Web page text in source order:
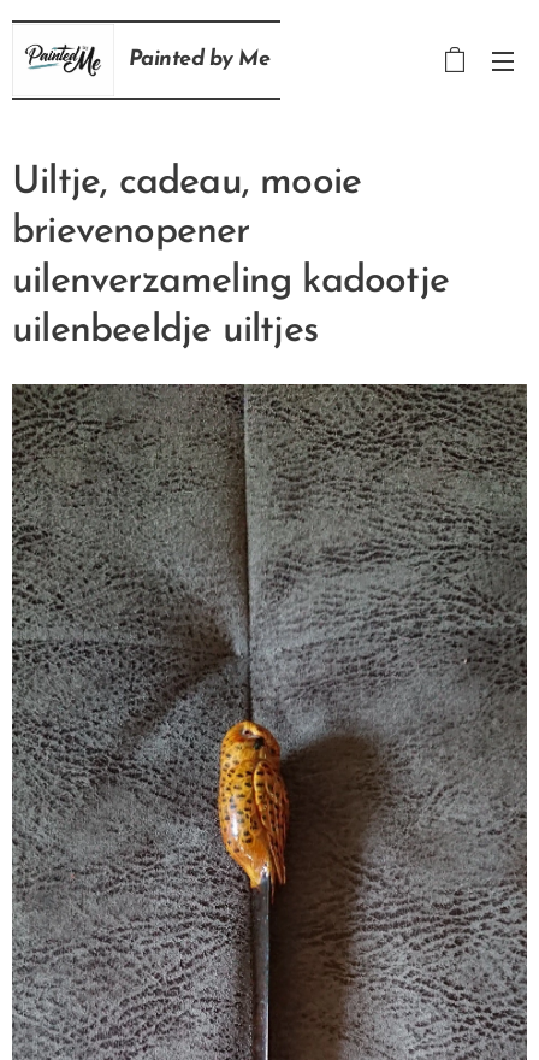
Painted byMe
Uiltje, cadeau, mooie
brievenopener
uilenverzameling kadootje
uilenbeeldje uiltjes